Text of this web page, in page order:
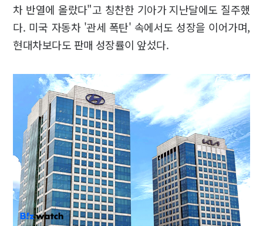
차 반열에 올랐다"고 칭찬한 기아가 지난달에도 질주했
다. 미국 자동차 '관세 폭탄' 속에서도 성장을 이어가며,
현대차보다도 판매 성장률이 앞섰다.